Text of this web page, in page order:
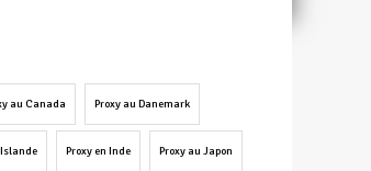
au Canada Proxy au Danemark
Islande Proxy en Inde Proxy au Japon